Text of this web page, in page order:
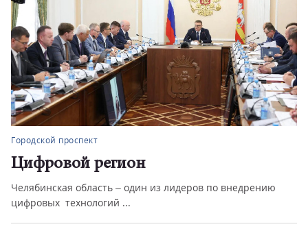
Городской проспект
Цифровой регион
Челябинская область – один из лидеров по внедрению
цифровых технологий ...